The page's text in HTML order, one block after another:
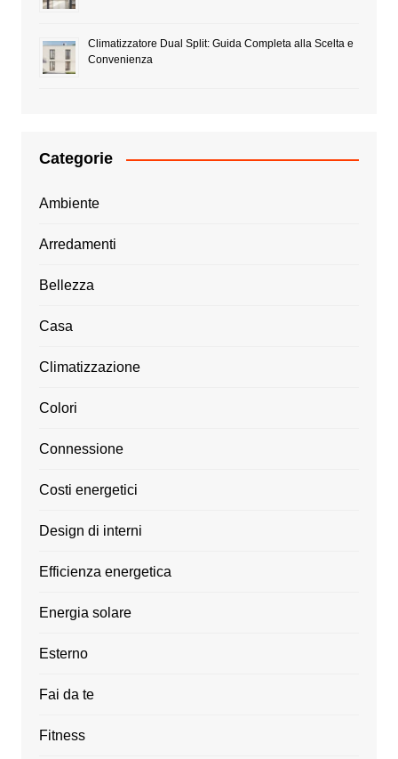
Climatizzatore Dual Split: Guida Completa alla Scelta e
Convenienza
Categorie
Ambiente
Arredamenti
Bellezza
Casa
Climatizzazione
Colori
Connessione
Costi energetici
Design di interni
Efficienza energetica
Energia solare
Esterno
Fai da te
Fitness